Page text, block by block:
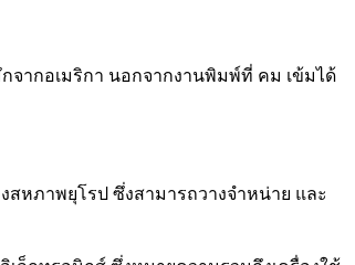
จากอเมริกา นอกจากงานพิมพ์ที่ คม เข้มได้
หภาพยุโรป ซึ่งสามารถวางจำหน่าย และ